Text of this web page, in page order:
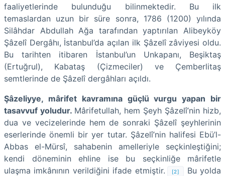
faaliyetlerinde bulunduğu bilinmektedir. Bu ilk
temaslardan uzun bir süre sonra, 1786 (1200) yılında
Silâhdar Abdullah Ağa tarafından yaptırılan Alibeyköy
Şâzelî Dergâhı, İstanbul’da açılan ilk Şâzelî zâviyesi oldu.
Bu tarihten itibaren İstanbul’un Unkapanı, Beşiktaş
(Ertuğrul), Kabataş (Çizmeciler) ve Çemberlitaş
semtlerinde de Şâzelî dergâhları açıldı.
Şâzeliyye, mârifet kavramına güçlü vurgu yapan bir
tasavvuf yoludur. Mârifetullah, hem Şeyh Şâzelî’nin hizb,
dua ve vecizelerinde hem de sonraki Şâzelî şeyhlerinin
eserlerinde önemli bir yer tutar. Şâzelî’nin halifesi Ebü’l-
Abbas el-Mürsî, sahabenin amelleriyle seçkinleştiğini;
kendi döneminin ehline ise bu seçkinliğe mârifetle
ulaşma imkânının verildiğini ifade etmiştir.
[2]
Bu yolda